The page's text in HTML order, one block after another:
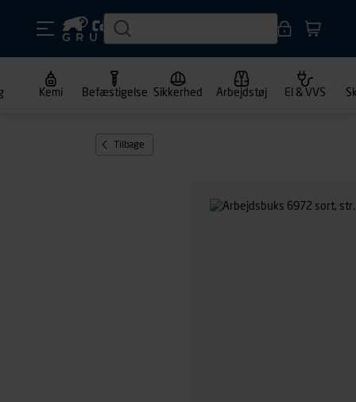
Kemi Befæstigelse Sikkerhed Arbejdstøj El & VVS
Tilbage